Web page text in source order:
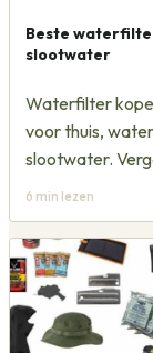
Beste
slootwater
Waterfilter
voor thuis,
slootwater.
6 min lezen